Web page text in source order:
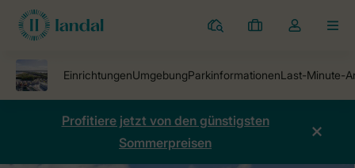
Ferienparks
Meine
Dropdown-
öffnen
Profitiere jetzt von den günstigsten
Sommerpreisen